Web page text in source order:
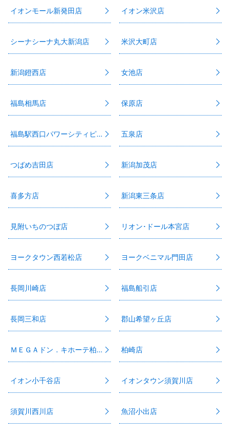
イオンモール新発田店 イオン米沢店
シーナシーナ丸大新潟店 米沢大町店
新潟鐙西店 女池店
福島相馬店 保原店
福島駅西口パワーシティピボット店 五泉店
つばめ吉田店 新潟加茂店
喜多方店 新潟東三条店
見附いちのつぼ店 リオン･ドール本宮店
ヨークタウン西若松店 ヨークベニマル門田店
長岡川崎店 福島船引店
長岡三和店 郡山希望ヶ丘店
ＭＥＧＡドン．キホーテ柏崎店 柏崎店
イオン小千谷店 イオンタウン須賀川店
須賀川西川店 魚沼小出店